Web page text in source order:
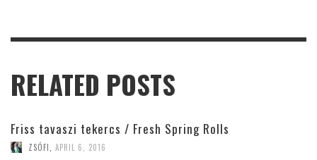
RELATED POSTS
Friss tavaszi tekercs / Fresh Spring Rolls
ZSÓFI APRIL 6, 2016